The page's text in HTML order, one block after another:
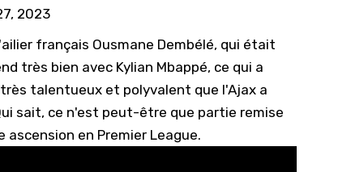
2023
français Ousmane Dembélé, qui était
très bien avec Kylian Mbappé, ce qui a
talentueux et polyvalent que l'Ajax a
sait, ce n'est peut-être que partie remise
en Premier League.